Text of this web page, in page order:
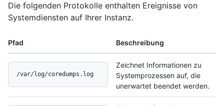
Die folgenden Protokolle enthalten Ereignisse von
Systemdiensten auf Ihrer Instanz.
Pfad Beschreibung
/var/log/coredumps.log
Zeichnet Informationen zu
Systemprozessen auf, die
unerwartet beendet werden.